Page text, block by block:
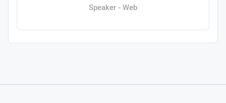
Speaker - Web